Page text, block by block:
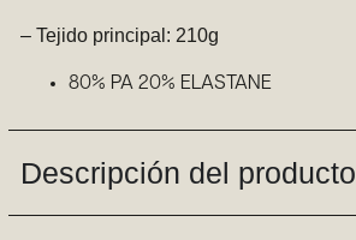
– Tejido principal: 210g
80% PA 20% ELASTANE
Descripción del producto